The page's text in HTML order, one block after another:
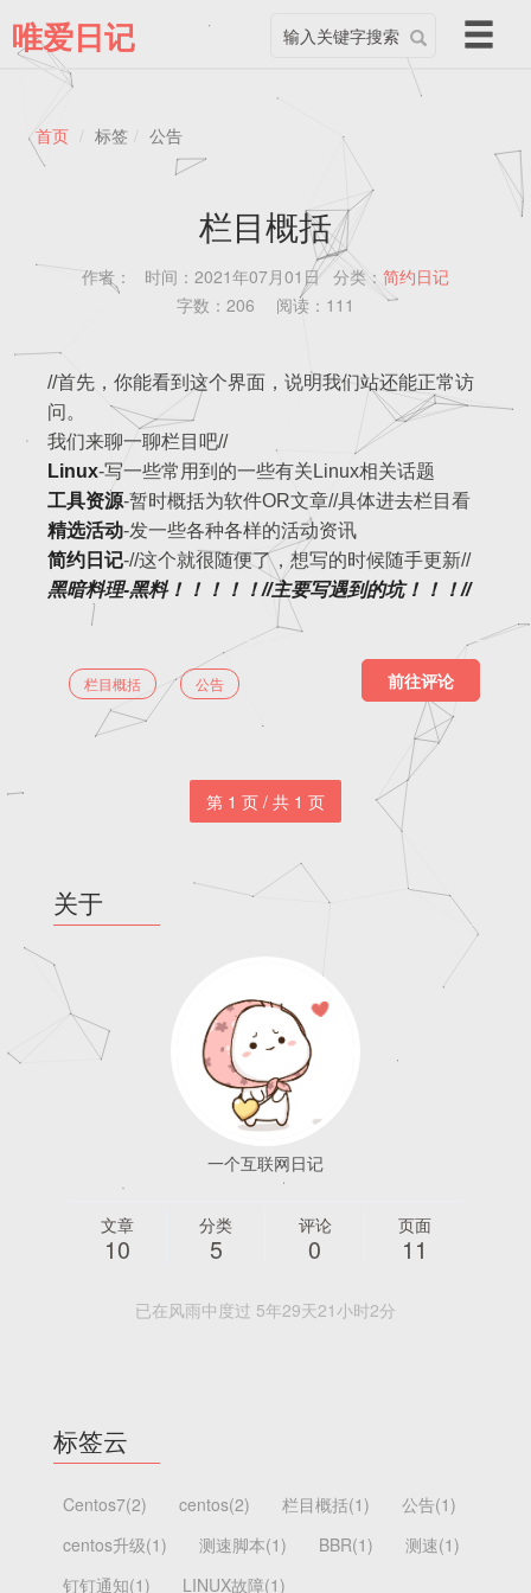
唯爱日记
导
航
首页
标签 公告
栏目概括
作者： 时间：2021年07月01日 分类： 简约日记
字数：206
阅读：111
//首先，你能看到这个界面，说明我们站还能正常访
问。
我们来聊一聊栏目吧//
Linux-写一些常用到的一些有关Linux相关话题
工具资源-暂时概括为软件OR文章//具体进去栏目看
精选活动-发一些各种各样的活动资讯
简约日记-//这个就很随便了，想写的时候随手更新//
黑暗料理-黑料！！！！！//主要写遇到的坑！！！//
栏目概括 , 公告 前往评论
第 1 页 / 共 1 页
关于
一个互联网日记
文章
10
分类
5
评论
0
页面
11
已在风雨中度过 5年29天21小时2分
标签云
Centos7(2) centos(2) 栏目概括(1)
公告(1)
centos升级(1)
测速脚本(1) BBR(1)
测速(1)
钉钉通知(1)
LINUX故障(1)